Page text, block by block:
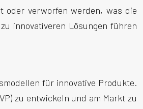
oder verworfen werden, was die
innovativeren Lösungen führen
für innovative Produkte.
zu entwickeln und am Markt zu